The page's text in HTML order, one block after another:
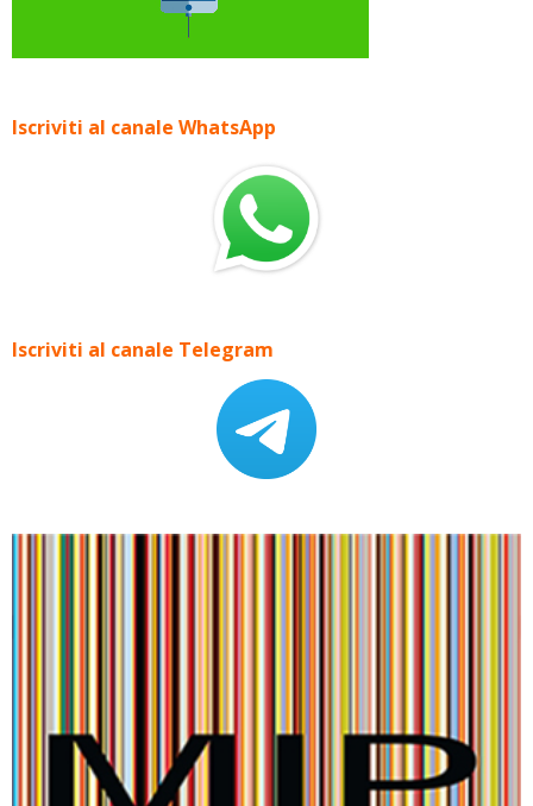
Iscriviti al canale WhatsApp
Iscriviti al canale Telegram